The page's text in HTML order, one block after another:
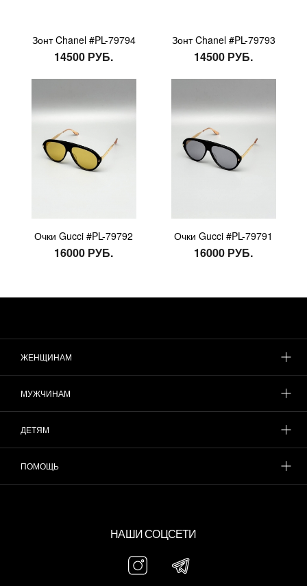
Зонт Chanel #PL-79794
14500 РУБ.
Зонт Chanel #PL-79793
14500 РУБ.
Очки Gucci #PL-79792
16000 РУБ.
Очки Gucci #PL-79791
16000 РУБ.
ЖЕНЩИНАМ
МУЖЧИНАМ
ДЕТЯМ
ПОМОЩЬ
НАШИ СОЦСЕТИ